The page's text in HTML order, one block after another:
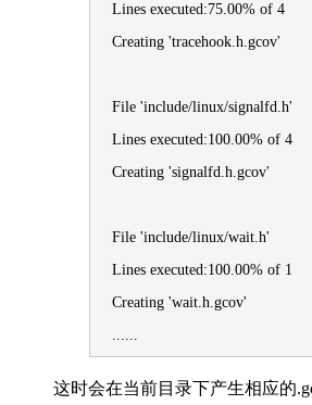
Lines executed:75.00% of 4
Creating 'tracehook.h.gcov'
File 'include/linux/signalfd.h'
Lines executed:100.00% of 4
Creating 'signalfd.h.gcov'
File 'include/linux/wait.h'
Lines executed:100.00% of 1
Creating 'wait.h.gcov'
......
这时会在当前目录下产生相应的